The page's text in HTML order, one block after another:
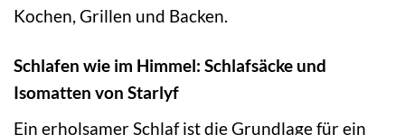
Kochen, Grillen und Backen.
Schlafen wie im Himmel: Schlafsäcke und
Isomatten von Starlyf
Ein erholsamer Schlaf ist die Grundlage für ein